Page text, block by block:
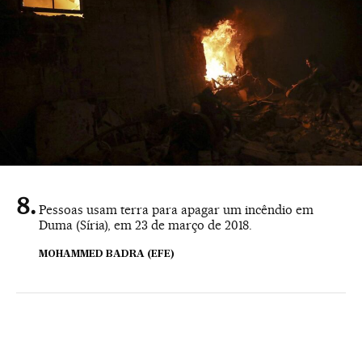
Pessoas usam terra para apagar um incêndio em
Duma (Síria), em 23 de março de 2018.
MOHAMMED BADRA (EFE)